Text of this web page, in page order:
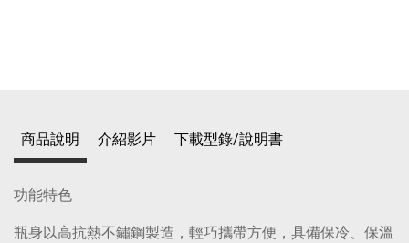
商品說明 介紹影片 下載型錄/說明書
功能特色
瓶身以高抗熱不鏽鋼製造，輕巧攜帶方便，具備保冷、保溫